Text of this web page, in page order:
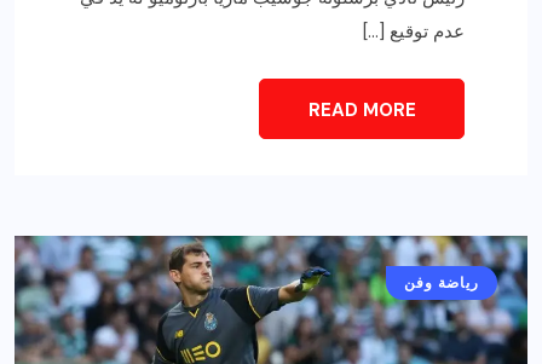
عدم توقيع […]
READ MORE
رياضة وفن